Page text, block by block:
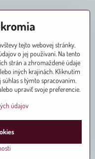
ochrany osobných údajov
tejto webovej stránky,
o jej používaní. Na tento
strán a zhromaždené údaje
iných krajinách. Kliknutím
s týmto spracovaním.
upraviť svoje preferencie.
údajov